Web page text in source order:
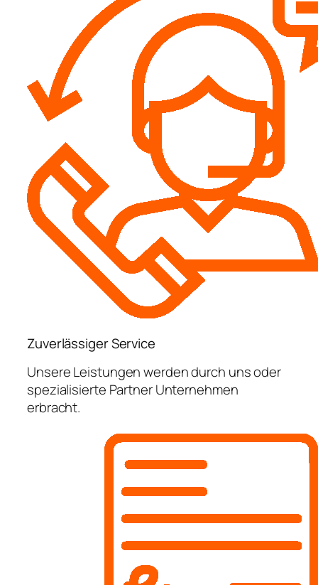
Zuverlässiger Service
Unsere Leistungen werden durch uns oder
spezialisierte Partner Unternehmen
erbracht.